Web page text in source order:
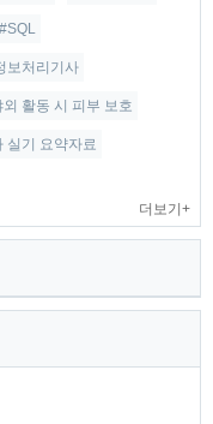
#SQL
보처리기사
외 활동 시 피부 보호
실기 요약자료
더보기+